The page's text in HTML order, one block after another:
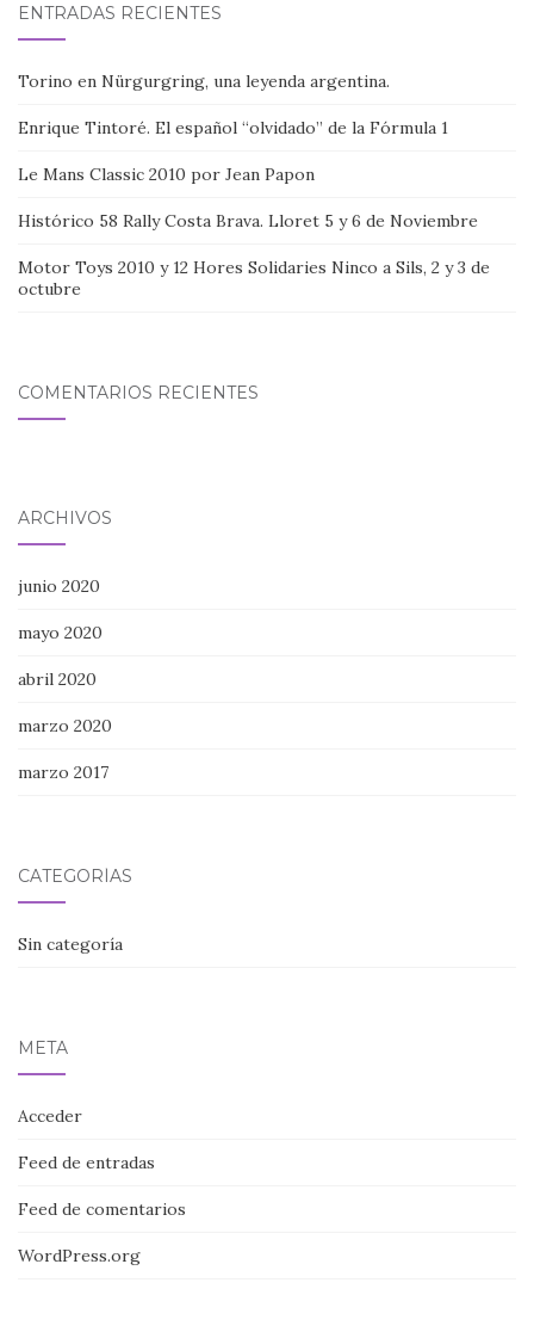
ENTRADAS RECIENTES
Torino en Nürgurgring, una leyenda argentina.
Enrique Tintoré. El español “olvidado” de la Fórmula 1
Le Mans Classic 2010 por Jean Papon
Histórico 58 Rally Costa Brava. Lloret 5 y 6 de Noviembre
Motor Toys 2010 y 12 Hores Solidaries Ninco a Sils, 2 y 3 de
octubre
COMENTARIOS RECIENTES
ARCHIVOS
junio 2020
mayo 2020
abril 2020
marzo 2020
marzo 2017
CATEGORÍAS
Sin categoría
META
Acceder
Feed de entradas
Feed de comentarios
WordPress.org